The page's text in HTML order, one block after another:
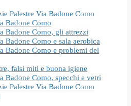
Palestre Via Badone Como
Badone Como
Badone Como, gli attrezzi
Badone Como e sala aerobica
Badone Como e problemi del
falsi miti e buona igiene
Badone Como, specchi e vetri
Palestre Via Badone Como